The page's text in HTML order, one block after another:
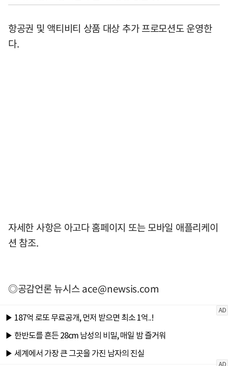
항공권 및 액티비티 상품 대상 추가 프로모션도 운영한
다.
자세한 사항은 아고다 홈페이지 또는 모바일 애플리케이
션 참조.
◎공감언론 뉴시스ace@newsis.com